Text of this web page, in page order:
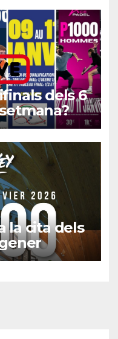
dels 6
la cita dels